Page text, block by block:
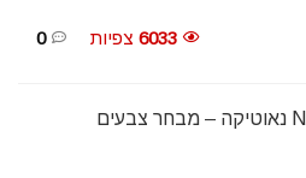
6033 צפיות 0